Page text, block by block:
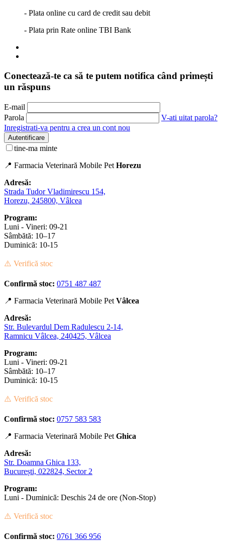
- Plata online cu card de credit sau debit
- Plata prin Rate online TBI Bank
Conectează-te ca să te putem notifica când primești
un răspuns
E-mail
Parola
V-ati uitat parola?
Inregistrati-va pentru a crea un cont nou
Autentificare
tine-ma minte
📍 Farmacia Veterinară Mobile Pet Horezu
Adresă:
Strada Tudor Vladimirescu 154,
Horezu, 245800, Vâlcea
Program:
Luni - Vineri: 09-21
Sâmbătă: 10–17
Duminică: 10-15
⚠️ Verifică stoc
Confirmă stoc: 0751 487 487
📍 Farmacia Veterinară Mobile Pet Vâlcea
Adresă:
Str. Bulevardul Dem Radulescu 2-14,
Ramnicu Vâlcea, 240425, Vâlcea
Program:
Luni - Vineri: 09-21
Sâmbătă: 10–17
Duminică: 10-15
⚠️ Verifică stoc
Confirmă stoc: 0757 583 583
📍 Farmacia Veterinară Mobile Pet Ghica
Adresă:
Str. Doamna Ghica 133,
București, 022824, Sector 2
Program:
Luni - Duminică: Deschis 24 de ore (Non-Stop)
⚠️ Verifică stoc
Confirmă stoc: 0761 366 956